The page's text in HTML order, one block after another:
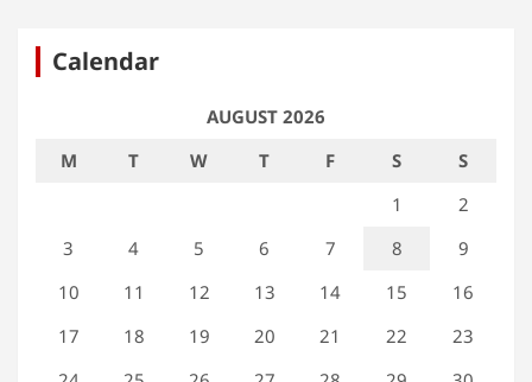
Calendar
AUGUST 2026
M
T W T F S
S
1
2
3
4 5 6 7 8
9
10
11 12 13 14 15
16
17
18 19 20 21 22
23